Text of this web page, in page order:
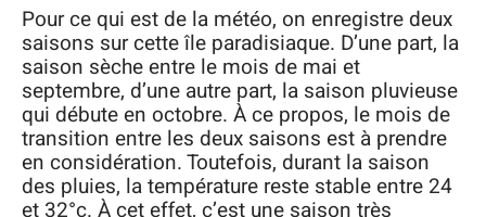
Pour ce qui est de la météo, on enregistre deux
saisons sur cette île paradisiaque. D’une part, la
saison sèche entre le mois de mai et
septembre, d’une autre part, la saison pluvieuse
qui débute en octobre. À ce propos, le mois de
transition entre les deux saisons est à prendre
en considération. Toutefois, durant la saison
des pluies, la température reste stable entre 24
et 32°c. À cet effet, c’est une saison très